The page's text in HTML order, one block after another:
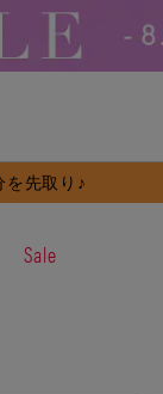
を先取り♪
Sale